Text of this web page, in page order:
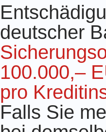
deutscher
100.000,–
pro
Falls Sie